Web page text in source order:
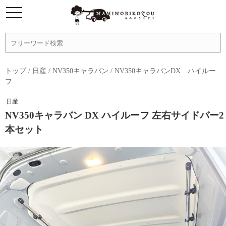
トップ/ 日産 / NV350キャラバン / NV350キャラバンDX ハイルー
フ
日産
NV350キャラバン DX ハイルーフ 左右サイドバー2
本セット